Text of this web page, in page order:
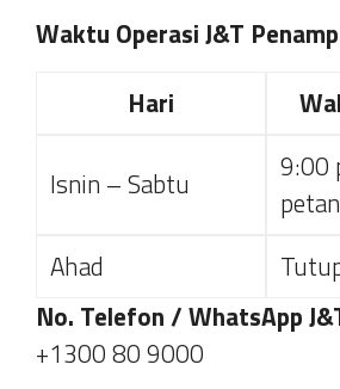
Waktu Operasi J&T
Hari
Isnin – Sabtu
9:00
Ahad
No. Telefon / WhatsApp
+1300 80 9000